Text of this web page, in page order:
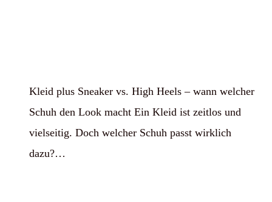
Kleid plus Sneaker vs. High Heels – wann welcher
Schuh den Look macht Ein Kleid ist zeitlos und
vielseitig. Doch welcher Schuh passt wirklich
dazu?…